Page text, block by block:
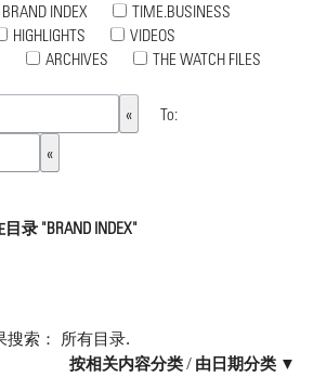
BRAND INDEX
TIME.BUSINESS
HIGHLIGHTS
VIDEOS
ARCHIVES THE WATCH FILES
To:
录 "BRAND INDEX"
搜索： 所有目录.
按相关内容分类/ 由日期分类 ▼